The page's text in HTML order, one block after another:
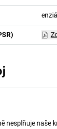
nesplňuje naše